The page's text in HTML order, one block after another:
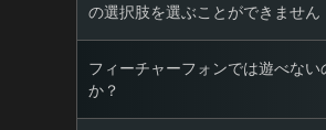
の選択肢を選ぶことができません
フィーチャーフォンでは遊べない
か？